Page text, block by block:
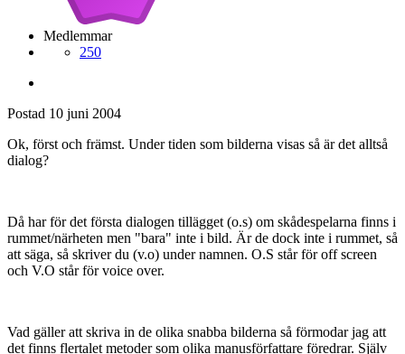
Medlemmar
250
Postad 10 juni 2004
Ok, först och främst. Under tiden som bilderna visas så är det alltså
dialog?
Då har för det första dialogen tillägget (o.s) om skådespelarna finns i
rummet/närheten men "bara" inte i bild. Är de dock inte i rummet, så
att säga, så skriver du (v.o) under namnen. O.S står för off screen
och V.O står för voice over.
Vad gäller att skriva in de olika snabba bilderna så förmodar jag att
det finns flertalet metoder som olika manusförfattare föredrar. Själv